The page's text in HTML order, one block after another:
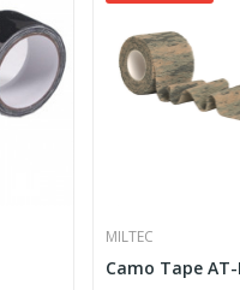
MILTEC